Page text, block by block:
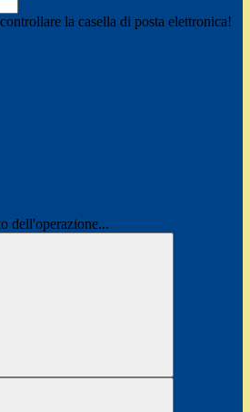
la casella di posta elettronica!
dell'operazione...